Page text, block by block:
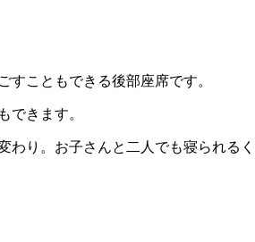
すこともできる後部座席です。
できます。
り。お子さんと二人でも寝られる